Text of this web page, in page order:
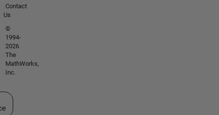
Contact
Us
©
1994-
2026
The
MathWorks,
Inc.
un site web